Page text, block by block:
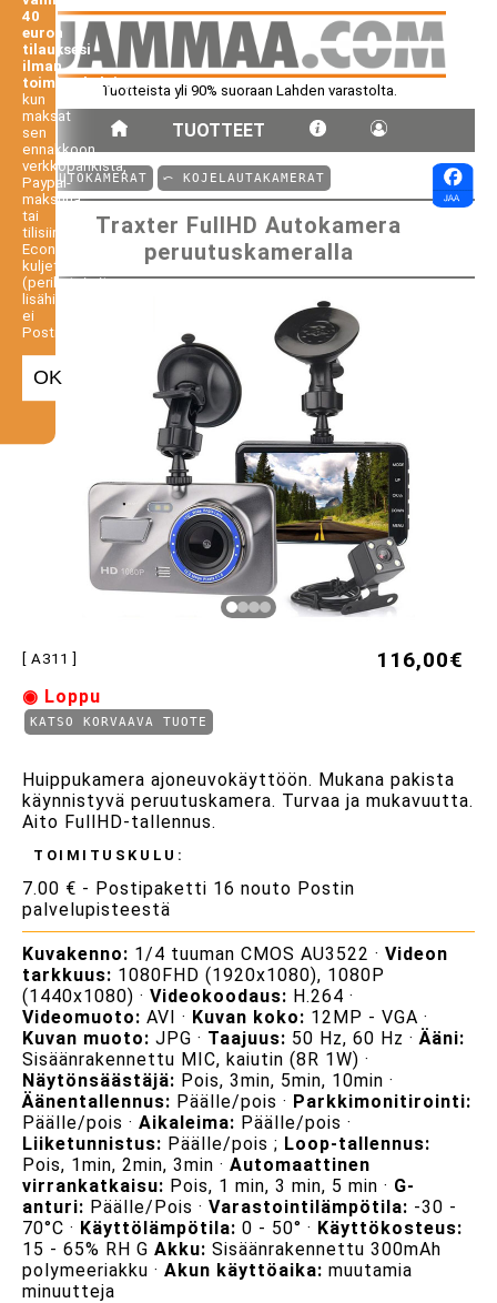
Tuotteista yli 90% suoraan Lahden varastolta.
TUOTTEET
40
euron
tilauksesi
ilman
toimituskuluja,
kun
maksat
sen
ennakkoon
verkkopankista,
Paypal-
maksuna
tai
tilisiirtona.
Economy-
kuljetus
(perilletoimitus
lisähintaan,
ei
Postiennakko).
OK
⤺ AUTOKAMERAT ⤺ KOJELAUTAKAMERAT
Traxter FullHD Autokamera
peruutuskameralla
[ A311 ] 116,00€
◉ Loppu
KATSO KORVAAVA TUOTE
Huippukamera ajoneuvokäyttöön. Mukana pakista
käynnistyvä peruutuskamera. Turvaa ja mukavuutta.
Aito FullHD-tallennus.
TOIMITUSKULU:
7.00 € - Postipaketti 16 nouto Postin
palvelupisteestä
Kuvakenno: 1/4 tuuman CMOS AU3522 · Videon
tarkkuus: 1080FHD (1920x1080), 1080P
(1440x1080) · Videokoodaus: H.264 ·
Videomuoto: AVI · Kuvan koko: 12MP - VGA ·
Kuvan muoto: JPG · Taajuus: 50 Hz, 60 Hz · Ääni:
Sisäänrakennettu MIC, kaiutin (8R 1W) ·
Näytönsäästäjä: Pois, 3min, 5min, 10min ·
Äänentallennus: Päälle/pois · Parkkimonitirointi:
Päälle/pois · Aikaleima: Päälle/pois ·
Liiketunnistus: Päälle/pois ; Loop-tallennus:
Pois, 1min, 2min, 3min · Automaattinen
virrankatkaisu: Pois, 1 min, 3 min, 5 min · G-
anturi: Päälle/Pois · Varastointilämpötila: -30 -
70°C · Käyttölämpötila: 0 - 50° · Käyttökosteus:
15 - 65% RH G Akku: Sisäänrakennettu 300mAh
polymeeriakku · Akun käyttöaika: muutamia
minuutteja